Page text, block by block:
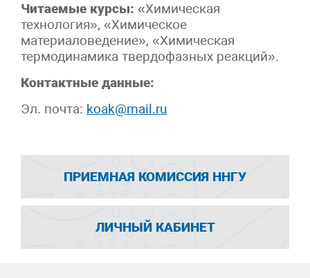
Читаемые курсы: «Химическая
технология», «Химическое
материаловедение», «Химическая
термодинамика твердофазных реакций».
Контактные данные:
Эл. почта: koak@mail.ru
ПРИЕМНАЯ КОМИССИЯ ННГУ
ЛИЧНЫЙ КАБИНЕТ